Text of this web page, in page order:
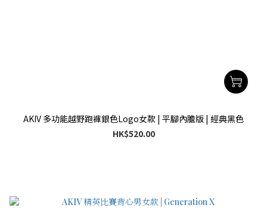
AKIV 多功能越野跑褲銀色Logo女款 | 平腳內膽版 | 經典黑色
HK$520.00